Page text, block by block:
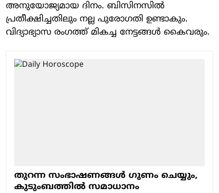
അനുയോജ്യമായ ദിനം. ബിസിനസിൽ
പ്രതീക്ഷിച്ചതിലും നല്ല പുരോഗതി ഉണ്ടാകും.
വിദ്യാഭ്യാസ രംഗത്ത് മികച്ച നേട്ടങ്ങൾ കൈവരും.
തുറന്ന സംഭാഷണങ്ങള്‍ ഗുണം ചെയ്യും,
കുടുംബത്തില്‍ സമാധാനം